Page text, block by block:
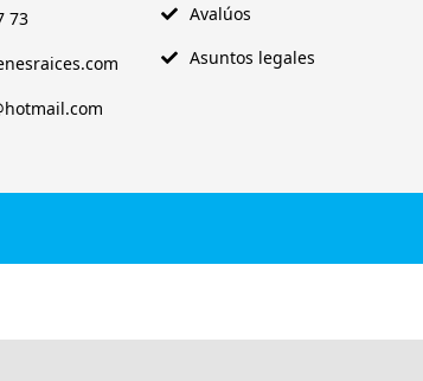
73
Avalúos
Asuntos legales